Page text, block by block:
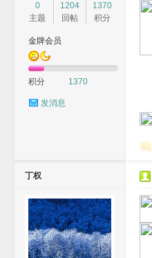
0
主题
1204
回帖
1370
积分
金牌会员
积分 1370
发消息
丁权